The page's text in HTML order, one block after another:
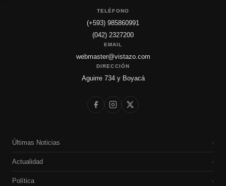
TELÉFONO
(+593) 985860991
(042) 2327200
EMAIL
webmaster@vistazo.com
DIRECCIÓN
Aguirre 734 y Boyacá
Últimas Noticias ›
Actualidad ›
Política ›